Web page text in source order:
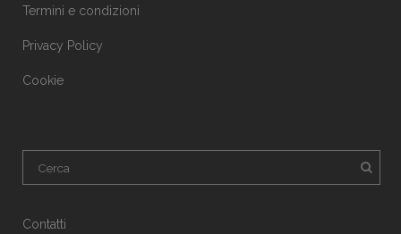
Termini e condizioni
Privacy Policy
Cookie
Contatti